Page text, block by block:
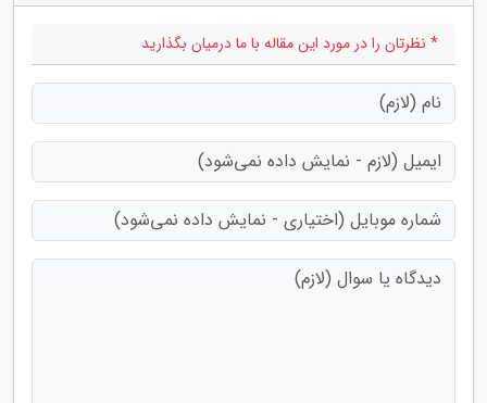
* نظرتان را در مورد این مقاله با ما درمیان بگذارید